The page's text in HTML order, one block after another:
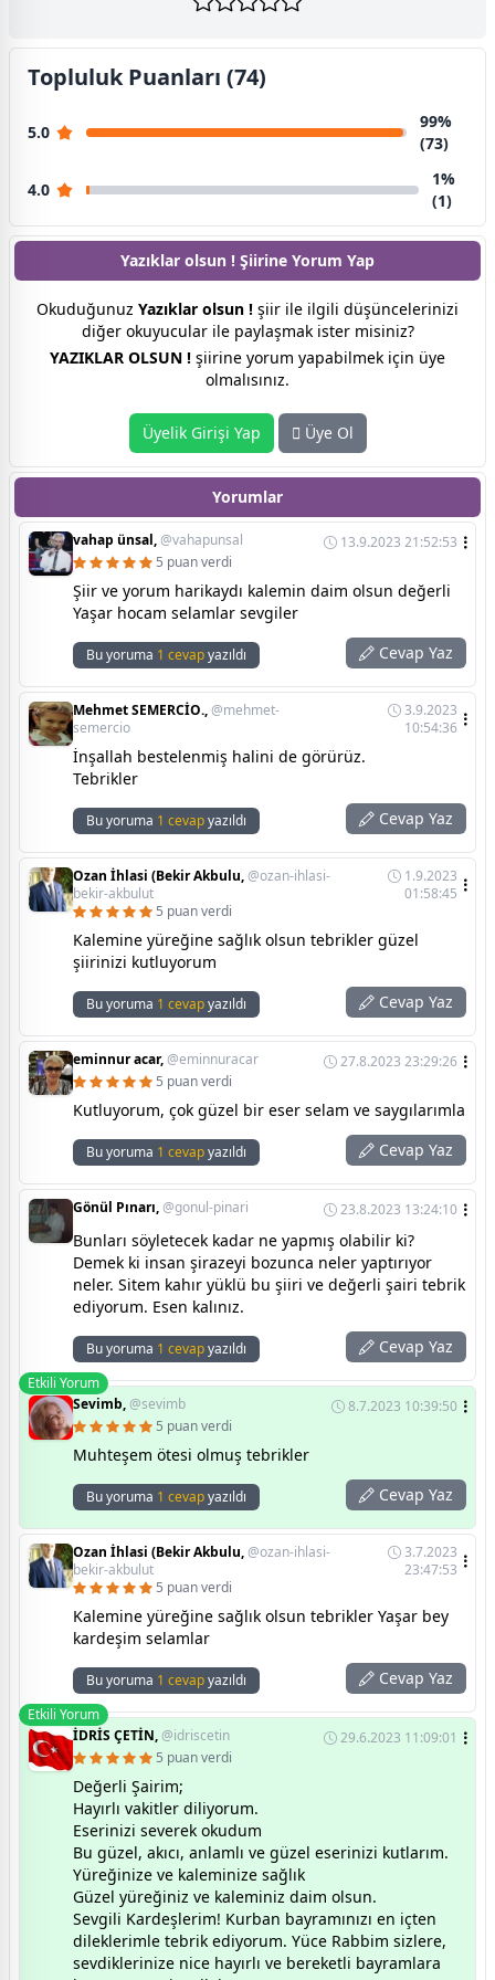
Topluluk Puanları (74)
5.0
99%
(73)
4.0
1%
(1)
Yazıklar olsun ! Şiirine Yorum Yap
Okuduğunuz Yazıklar olsun ! şiir ile ilgili düşüncelerinizi
diğer okuyucular ile paylaşmak ister misiniz?
YAZIKLAR OLSUN ! şiirine yorum yapabilmek için üye
olmalısınız.
Üyelik Girişi Yap Üye Ol
Yorumlar
vahap ünsal,@vahapunsal
13.9.2023 21:52:53
5 puan verdi
Şiir ve yorum harikaydı kalemin daim olsun değerli
Yaşar hocam selamlar sevgiler
Bu yoruma 1 cevapyazıldı Cevap Yaz
Mehmet SEMERCİO.,@mehmet-
semercio
3.9.2023
10:54:36
İnşallah bestelenmiş halini de görürüz.
Tebrikler
Bu yoruma 1 cevapyazıldı Cevap Yaz
Ozan İhlasi (Bekir Akbulu,@ozan-ihlasi-
bekir-akbulut
1.9.2023
01:58:45
5 puan verdi
Kalemine yüreğine sağlık olsun tebrikler güzel
şiirinizi kutluyorum
Bu yoruma 1 cevapyazıldı Cevap Yaz
eminnur acar,@eminnuracar
27.8.2023 23:29:26
5 puan verdi
Kutluyorum, çok güzel bir eser selam ve saygılarımla
Bu yoruma 1 cevapyazıldı Cevap Yaz
Gönül Pınarı,@gonul-pinari 23.8.2023 13:24:10
Bunları söyletecek kadar ne yapmış olabilir ki?
Demek ki insan şirazeyi bozunca neler yaptırıyor
neler. Sitem kahır yüklü bu şiiri ve değerli şairi tebrik
ediyorum. Esen kalınız.
Bu yoruma 1 cevapyazıldı Cevap Yaz
Etkili Yorum
Sevimb,@sevimb
8.7.2023 10:39:50
5 puan verdi
Muhteşem ötesi olmuş tebrikler
Bu yoruma 1 cevapyazıldı Cevap Yaz
Ozan İhlasi (Bekir Akbulu,@ozan-ihlasi-
bekir-akbulut
3.7.2023
23:47:53
5 puan verdi
Kalemine yüreğine sağlık olsun tebrikler Yaşar bey
kardeşim selamlar
Bu yoruma 1 cevapyazıldı Cevap Yaz
Etkili Yorum
İDRİS ÇETİN,@idriscetin
29.6.2023 11:09:01
5 puan verdi
Değerli Şairim;
Hayırlı vakitler diliyorum.
Eserinizi severek okudum
Bu güzel, akıcı, anlamlı ve güzel eserinizi kutlarım.
Yüreğinize ve kaleminize sağlık
Güzel yüreğiniz ve kaleminiz daim olsun.
Sevgili Kardeşlerim! Kurban bayramınızı en içten
dileklerimle tebrik ediyorum. Yüce Rabbim sizlere,
sevdiklerinize nice hayırlı ve bereketli bayramlara